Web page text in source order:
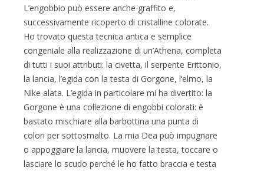
L’engobbio può essere anche graffito e,
successivamente ricoperto di cristalline colorate.
Ho trovato questa tecnica antica e semplice
congeniale alla realizzazione di un’Athena, completa
di tutti i suoi attributi: la civetta, il serpente Erittonio,
la lancia, l’egida con la testa di Gorgone, l’elmo, la
Nike alata. L’egida in particolare mi ha divertito: la
Gorgone è una collezione di engobbi colorati: è
bastato mischiare alla barbottina una punta di
colori per sottosmalto. La mia Dea può impugnare
o appoggiare la lancia, muovere la testa, toccare o
lasciare lo scudo perché le ho fatto braccia e testa